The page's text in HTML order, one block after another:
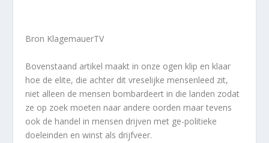
Bron KlagemauerTV
Bovenstaand artikel maakt in onze ogen klip en klaar
hoe de elite, die achter dit vreselijke mensenleed zit,
niet alleen de mensen bombardeert in die landen zodat
ze op zoek moeten naar andere oorden maar tevens
ook de handel in mensen drijven met ge-politieke
doeleinden en winst als drijfveer.